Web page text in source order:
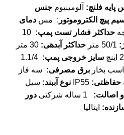
پایه فلنچ: آلومینیوم جنس
پیچ الکتروموتور : مس دمای
حداکثر فشار تست پمپ:
10
: حداکثر آبدهی:
30 متر
سایز خروجی پمپ:
1.1/4
برق مصرفی: سه فاز
حفاظتی: نوع آببند: سیل
و اصالت:
دور
: ایتالیا